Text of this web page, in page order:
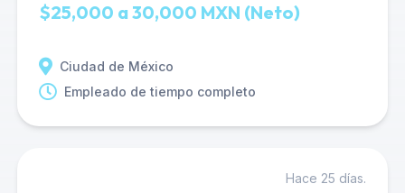
$25,000 a 30,000 MXN (Neto)
Ciudad de México
Empleado de tiempo completo
Hace 25 días.